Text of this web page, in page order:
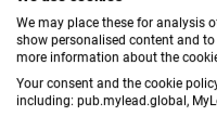
Misspellings
Typos
We may place these for analysis
show personalised content and
more information about the
Your consent and the cookie
including: pub.mylead.global,